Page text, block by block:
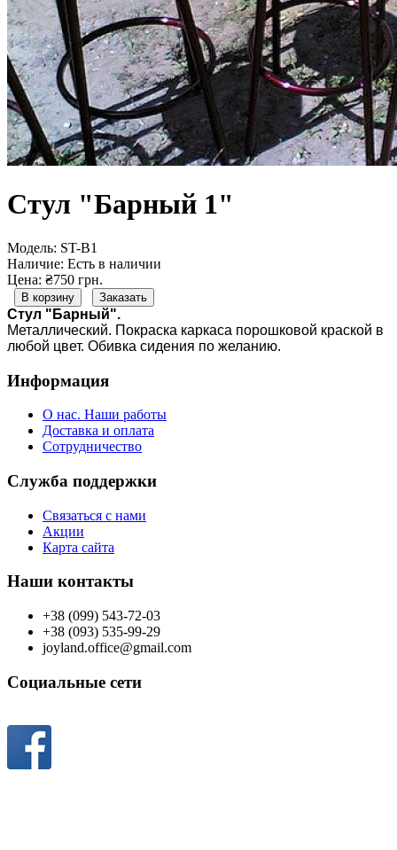
Стул "Барный 1"
Модель: ST-B1
Наличие: Есть в наличии
Цена: ₴750 грн.
В корзину Заказать
Стул "Барный".
Металлический. Покраска каркаса порошковой краской в
любой цвет. Обивка сидения по желанию.
Информация
О нас. Наши работы
Доставка и оплата
Сотрудничество
Служба поддержки
Связаться с нами
Акции
Карта сайта
Наши контакты
+38 (099) 543-72-03
+38 (093) 535-99-29
joyland.office@gmail.com
Социальные сети